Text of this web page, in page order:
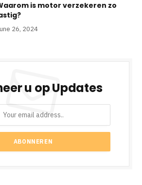
is motor verzekeren zo
26, 2024
u op Updates